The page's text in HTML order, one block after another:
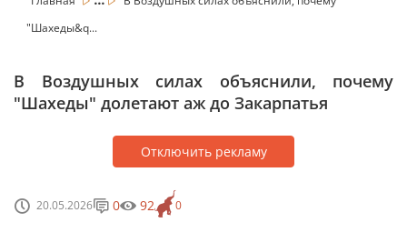
"Шахеды&q...
В Воздушных силах объяснили, почему
"Шахеды" долетают аж до Закарпатья
Отключить рекламу
20.05.2026 0
0 92